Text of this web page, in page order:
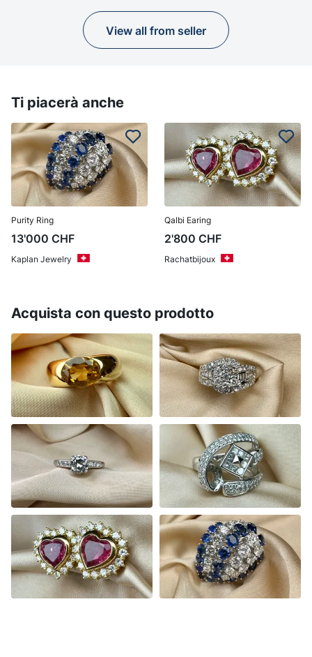
View all from seller
Ti piacerà anche
Purity Ring
13'000 CHF
Kaplan Jewelry
Qalbi Earing
2'800 CHF
Rachatbijoux
Acquista con questo prodotto